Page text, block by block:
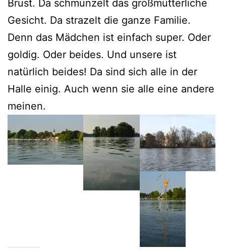
Brust. Da schmunzelt das großmütterliche
Gesicht. Da strazelt die ganze Familie.
Denn das Mädchen ist einfach super. Oder
goldig. Oder beides. Und unsere ist
natürlich beides! Da sind sich alle in der
Halle einig. Auch wenn sie alle eine andere
meinen.